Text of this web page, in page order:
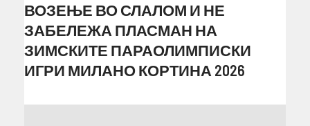
ВОЗЕЊЕ ВО СЛАЛОМ И НЕ
ЗАБЕЛЕЖА ПЛАСМАН НА
ЗИМСКИТЕ ПАРАОЛИМПИСКИ
ИГРИ МИЛАНО КОРТИНА 2026